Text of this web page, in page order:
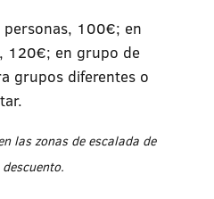
100€; en
120€; en grupo de
grupos diferentes o
las zonas de escalada de